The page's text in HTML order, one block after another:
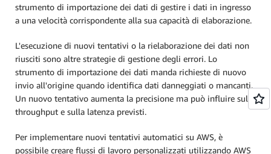
strumento di importazione dei dati di gestire i dati in ingresso
a una velocità corrispondente alla sua capacità di elaborazione.
L'esecuzione di nuovi tentativi o la rielaborazione dei dati non
riusciti sono altre strategie di gestione degli errori. Lo
strumento di importazione dei dati manda richieste di nuovo
invio all'origine quando identifica dati danneggiati o mancanti.
Un nuovo tentativo aumenta la precisione ma può influire sul
throughput e sulla latenza previsti.
Per implementare nuovi tentativi automatici su AWS, è
possibile creare flussi di lavoro personalizzati utilizzando AWS